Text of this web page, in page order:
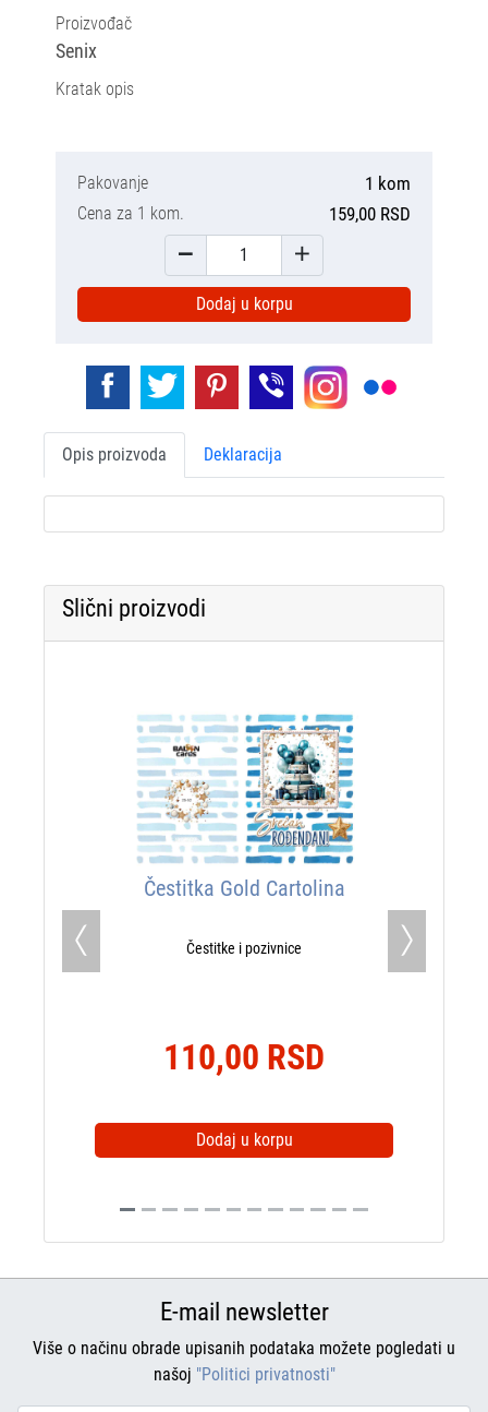
Proizvođač
Senix
Kratak opis
Pakovanje 1 kom
Cena za 1 kom. 159,00 RSD
Dodaj u korpu
Opis proizvoda Deklaracija
Slični proizvodi
Čestitka Gold Cartolina
Čestitke i pozivnice
110,00 RSD
Dodaj u korpu
Previous Next
E-mail newsletter
Više o načinu obrade upisanih podataka možete pogledati u
našoj "Politici privatnosti"